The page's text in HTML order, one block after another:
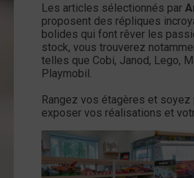
Les articles sélectionnés par
proposent des répliques
bolides qui font rêver les
stock, vous trouverez
telles que Cobi, Janod, Lego,
Playmobil.
Rangez vos étagères et soyez
exposer vos réalisations et